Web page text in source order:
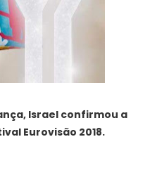
Israel confirmou a
Eurovisão 2018.